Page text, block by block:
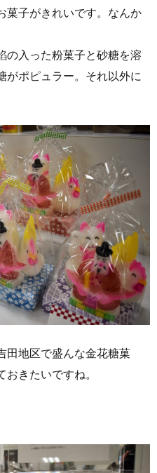
菓子がきれいです。なんか
の入った粉菓子と砂糖を溶
がポピュラー。それ以外に
田地区で盛んな金花糖菓
きたいですね。